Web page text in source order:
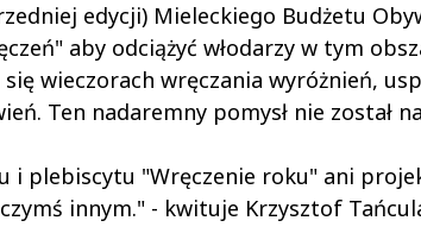
edycji) Mieleckiego Budżetu
aby odciążyć włodarzy w tym
wieczorach wręczania wyróżnień,
Ten nadaremny pomysł nie został
i plebiscytu "Wręczenie roku" ani
innym." - kwituje Krzysztof